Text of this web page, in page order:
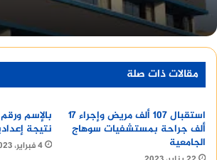
“صنع في مصر” منافسًا عالميًا،
أهدافها في تطوير وخدمة المجتمع
مقالات ذات صلة
استقبال 107 ألف مريض وإجراء ١٧
ألف جراحة بمستشفيات سوهاج
الجامعية
بالإسم
نتيجة
4 فبراير، 2023